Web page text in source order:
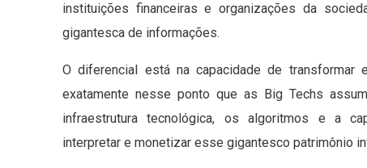
instituições financeiras e organizações da
gigantesca de informações.
O diferencial está na capacidade de
exatamente nesse ponto que as Big Techs
infraestrutura tecnológica, os algoritmos e a
interpretar e monetizar esse gigantesco patrimônio